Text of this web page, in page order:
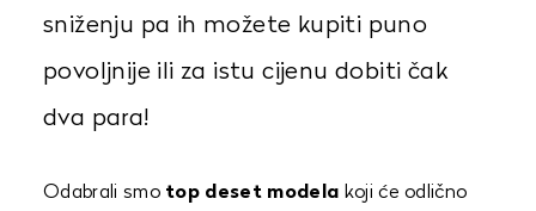
sniženju pa ih možete kupiti puno
povoljnije ili za istu cijenu dobiti čak
dva para!
Odabrali smo top deset modela koji će odlično